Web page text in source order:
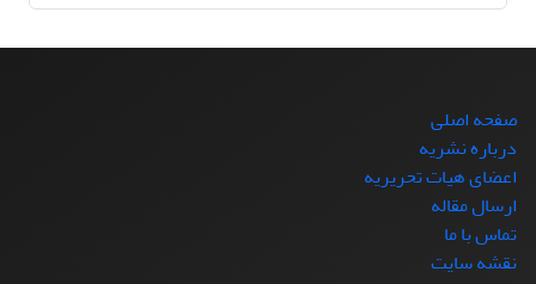
صفحه اصلی
درباره نشریه
اعضای هیات تحریریه
ارسال مقاله
تماس با ما
نقشه سایت